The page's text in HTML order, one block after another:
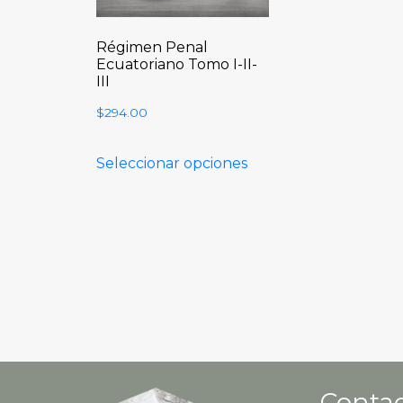
Régimen Penal
Ecuatoriano Tomo I-II-
III
$294.00
Seleccionar opciones